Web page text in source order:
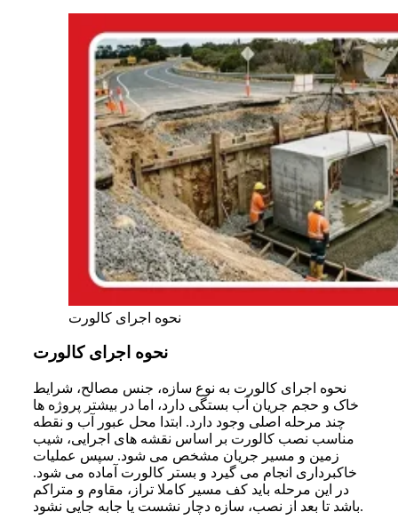
نحوه اجرای کالورت
نحوه اجرای کالورت
نحوه اجرای کالورت به نوع سازه، جنس مصالح، شرایط
خاک و حجم جریان آب بستگی دارد، اما در بیشتر پروژه ها
چند مرحله اصلی وجود دارد. ابتدا محل عبور آب و نقطه
مناسب نصب کالورت بر اساس نقشه های اجرایی، شیب
زمین و مسیر جریان مشخص می شود. سپس عملیات
خاکبرداری انجام می گیرد و بستر کالورت آماده می شود.
در این مرحله باید کف مسیر کاملا تراز، مقاوم و متراکم
باشد تا بعد از نصب، سازه دچار نشست یا جابه جایی نشود.